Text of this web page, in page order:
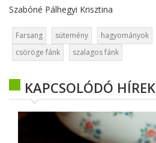
Szabóné Pálhegyi Krisztina
Farsang sütemény hagyományok
csöröge fánk
szalagos fánk
KAPCSOLÓDÓ HÍREK